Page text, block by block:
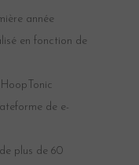
année
en fonction de
de e-
plus de 60